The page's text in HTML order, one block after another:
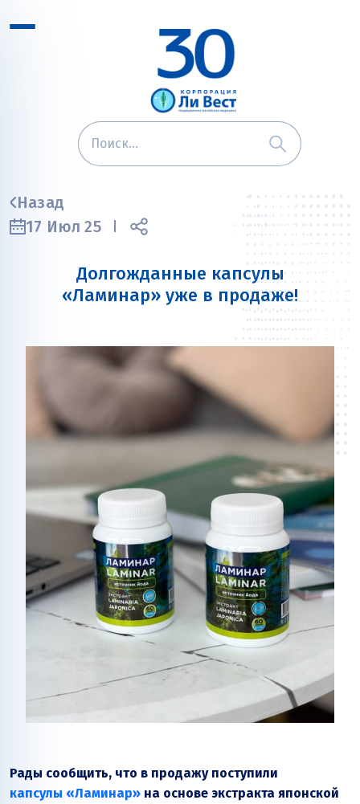
Назад
17 Июл 25
Долгожданные капсулы
«Ламинар» уже в продаже!
Рады сообщить, что в продажу поступили
капсулы «Ламинар» на основе экстракта японской